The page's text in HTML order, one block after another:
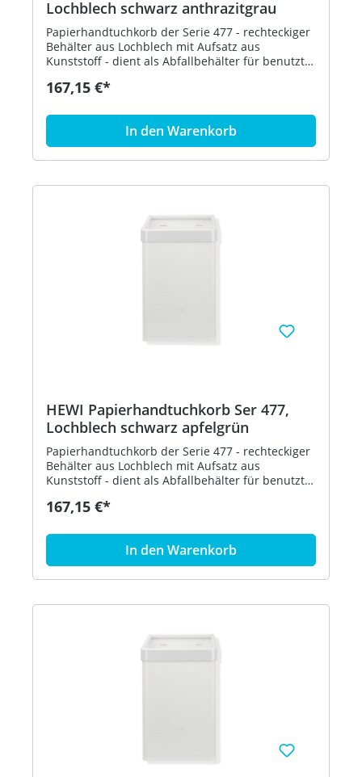
Lochblech schwarz anthrazitgrau
Papierhandtuchkorb der Serie 477 - rechteckiger
Behälter aus Lochblech mit Aufsatz aus
Kunststoff - dient als Abfallbehälter für benutzte
Befestigung und Abdeckung von Abfallbeuteln
oder zur Wandmontage - 305 mm breit, 515 mm
hoch und 300 mm tief - Lochblech, schwarz - aus
hochglänzendem Polyamid nach HEWI
Farbtabelle - in HEWI Farbe 92 (Anthrazitgrau)
167,15 €*
In den Warenkorb
HEWI Papierhandtuchkorb Ser 477,
Lochblech schwarz apfelgrün
Papierhandtuchkorb der Serie 477 - rechteckiger
Behälter aus Lochblech mit Aufsatz aus
Kunststoff - dient als Abfallbehälter für benutzte
Befestigung und Abdeckung von Abfallbeuteln
oder zur Wandmontage - 305 mm breit, 515 mm
hoch und 300 mm tief - Lochblech, schwarz - aus
hochglänzendem Polyamid nach HEWI
Farbtabelle - in HEWI Farbe 74 (Apfelgrün)
167,15 €*
In den Warenkorb